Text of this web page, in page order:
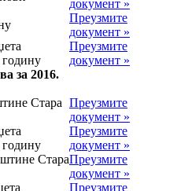
документ »
Преузмите
документ »
Преузмите
документ »
за 2016.
Стара Преузмите
документ »
Преузмите
документ »
СтараПреузмите
документ »
Преузмите